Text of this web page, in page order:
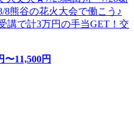
8熊谷の花火大会で働こう♪
講で計3万円の手当GET！交
〜11,500円